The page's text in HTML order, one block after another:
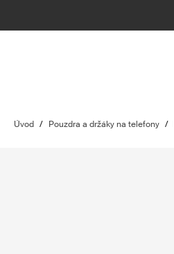
Úvod / Pouzdra a držáky na telefony /